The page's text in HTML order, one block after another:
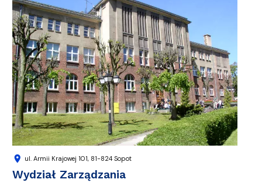
location_on ul. Armii Krajowej 101, 81-824 Sopot
Wydział Zarządzania